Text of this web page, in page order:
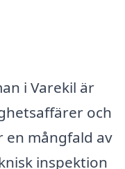
i Varekil är
och
en mångfald av
inspektion